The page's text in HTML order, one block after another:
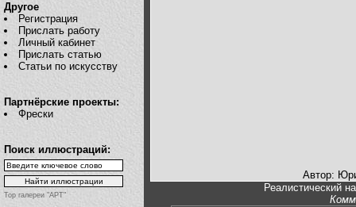
Другое
Регистрация
Прислать работу
Личный кабинет
Прислать статью
Статьи по искусству
Партнёрские проекты:
Фрески
Поиск иллюстраций:
Top галереи "АРТ"
Автор:
Реалистический